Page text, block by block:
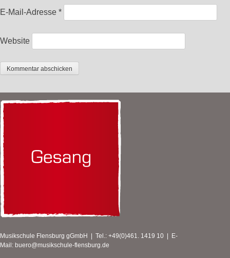
E-Mail-Adresse *
Website
Musikschule Flensburg gGmbH | Tel.: +49(0)461. 1419 10 | E-
Mail: buero@musikschule-flensburg.de